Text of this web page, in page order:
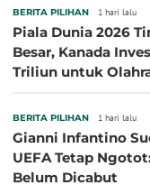
BERITA PILIHAN 1 hari lalu
Piala Dunia 2026
Besar, Kanada
Triliun untuk
BERITA PILIHAN 1 hari lalu
Gianni Infantino
UEFA Tetap
Belum Dicabut